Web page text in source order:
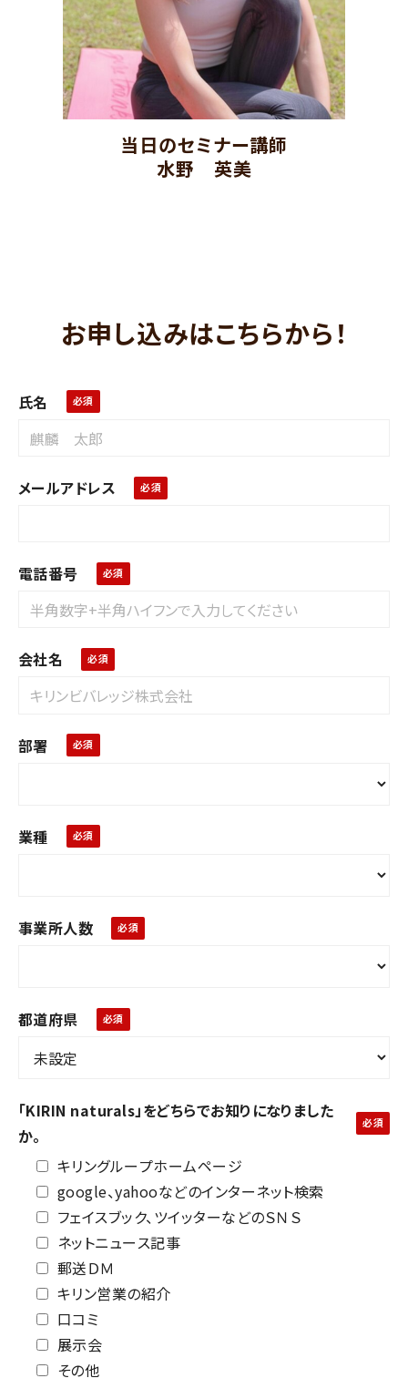
当日のセミナー講師
水野　英美
お申し込みはこちらから！
氏名
メールアドレス
電話番号
会社名
部署
業種
事業所人数
都道府県
「KIRIN naturals」をどちらでお知りになりました
か。
キリングループホームページ
google、yahooなどのインターネット検索
フェイスブック、ツイッターなどのＳＮＳ
ネットニュース記事
郵送ＤＭ
キリン営業の紹介
口コミ
展示会
その他